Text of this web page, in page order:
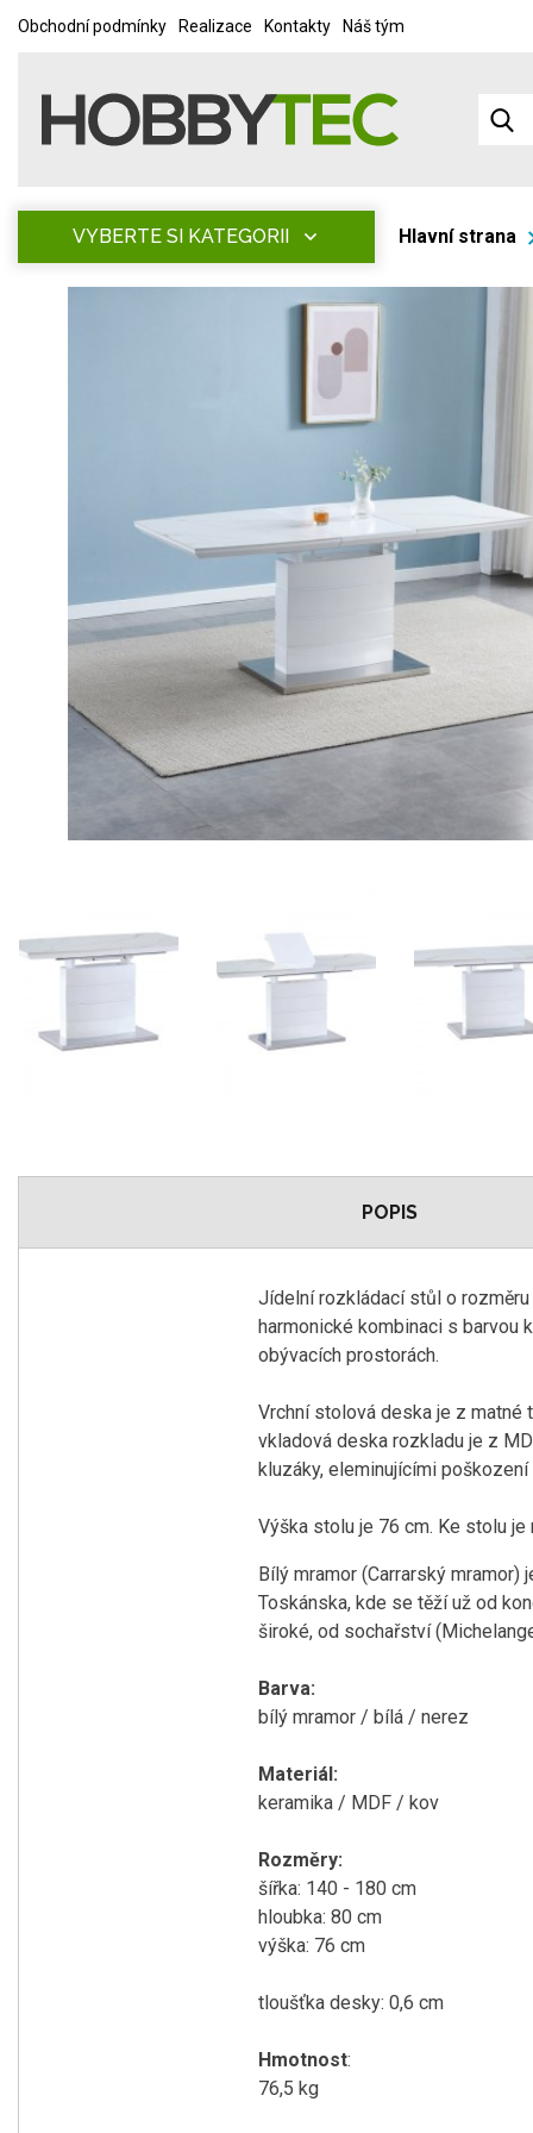
Obchodní podmínky Realizace Kontakty Náš tým
VYBERTE SI KATEGORII Hlavní strana
POPIS
Jídelní rozkládací stůl o
harmonické kombinaci s barvou
obývacích prostorách.
Vrchní stolová deska je z matné
vkladová deska rozkladu je z
kluzáky, eleminujícími
Výška stolu je 76 cm. Ke stolu
Bílý mramor (Carrarský mramor)
Toskánska, kde se těží už od
široké, od sochařství
Barva:
bílý mramor / bílá / nerez
Materiál:
keramika / MDF / kov
Rozměry:
šířka: 140 - 180 cm
hloubka: 80 cm
výška: 76 cm
tloušťka desky: 0,6 cm
Hmotnost:
76,5 kg